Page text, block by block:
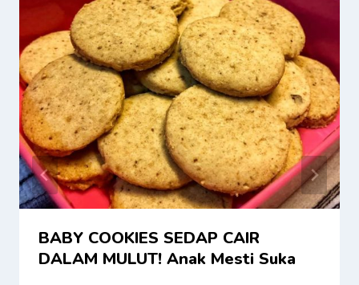
BABY COOKIES SEDAP CAIR
DALAM MULUT! Anak Mesti Suka